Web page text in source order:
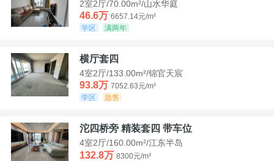
2室2厅/70.00m²/山水华庭
46.6万 6657.14元/m²
学区
满两年
横厅套四
4室2厅/133.00m²/锦官天宸
93.8万 7052.63元/m²
学区
急售
沱四桥旁 精装套四 带车位
4室2厅/160.00m²/江东半岛
132.8万 8300元/m²